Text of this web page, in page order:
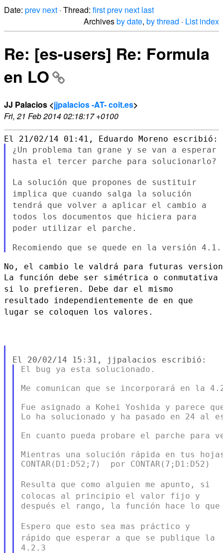
Date: prev next · Thread: firstprev next last
Archivesby date, by thread · List index
Re: [es-users] Re: Formula
en LO
JJ Palacios <jjpalacios -AT- coit.es>
Fri, 21 Feb 2014 02:18:17 +0100
¿Un problema tan grane y se van a esperar
hasta el tercer parche para solucionarlo?
La solución que propones de sustituir
implica que cuando salga la solución
tendrá que volver a aplicar el cambio a
todos los documentos que hiciera para
poder utilizar el parche.
La función debe ser simétrica o conmutativa
si lo prefieren. Debe dar el mismo
resultado independientemente de en que
lugar se coloquen los valores.
El bug ya esta solucionado.
Me comunican que se incorporará en la
Fue asignado a Kohei Yoshida y parece
Lo ha solucionado y ha pasado en 24 al
En cuanto pueda probare el parche para
Mientras una solución rápida en tus
CONTAR(D1:D52;7)  por CONTAR(7;D1:D52)
Resulta que como alguien me apunto, si
colocas al principio el valor fijo y
después el rango, la función hace lo que
Espero que esto sea mas práctico y
rápido que esperar a que se publique la
4.2.3